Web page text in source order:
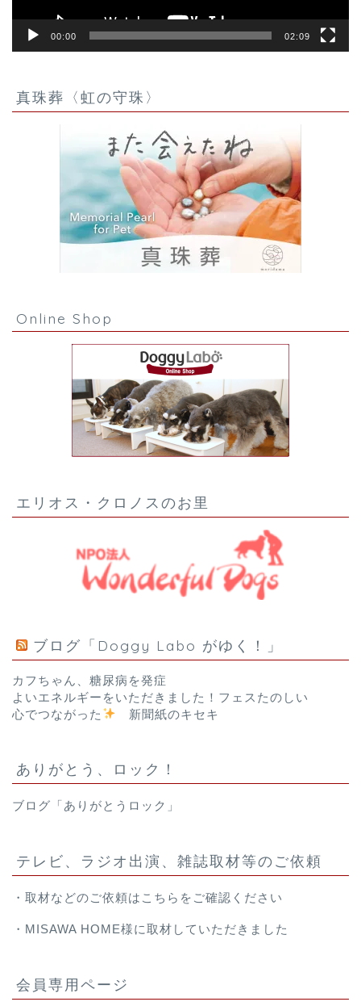
00:00 02:09
真珠葬〈虹の守珠〉
Online Shop
エリオス・クロノスのお里
ブログ「Doggy Labo がゆく！」
カフちゃん、糖尿病を発症
よいエネルギーをいただきました！フェスたのしい
心でつながった
新聞紙のキセキ
ありがとう、ロック！
ブログ「ありがとうロック」
テレビ、ラジオ出演、雑誌取材等のご依頼
・取材などのご依頼は こちら をご確認ください
・ MISAWA HOME様に取材していただきました
会員専用ページ